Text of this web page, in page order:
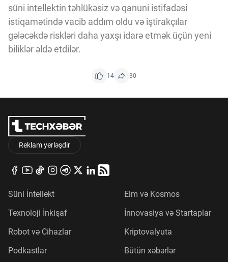
süni intellektin təhlükəsiz və qanuni istifadəsi
istiqamətində vacib addım oldu və iştirakçılar
gələcəkdə riskləri daha yaxşı idarə etmək üçün yeni
biliklər əldə etdilər.
14 30
Reklam yerləşdir
Süni İntellekt
Elm və Kosmos
Texnoloji İnkişaf
İnnovasiya və Startaplar
Robot və Cihazlar
Kriptovalyuta
Podkastlar
Bütün xəbərlər